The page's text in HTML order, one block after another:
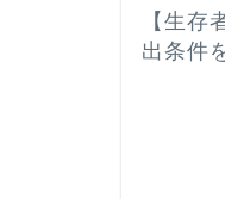
【生存
出条件